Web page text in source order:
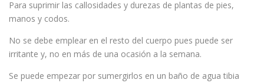
Para suprimir las callosidades y durezas de plantas de pies,
manos y codos.
No se debe emplear en el resto del cuerpo pues puede ser
irritante y, no en más de una ocasión a la semana.
Se puede empezar por sumergirlos en un baño de agua tibia